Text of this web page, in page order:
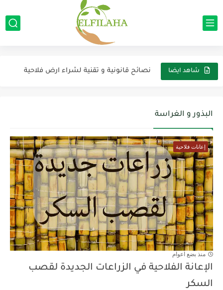
شاهد ايضا نصائح قانونية و تقنية لشراء ارض فلاحية
الإعانة الفلاحية لبناء و تجهيز وحدات تثمين الإنتاج الحيواني
الإعانة الفلاحية لإنشاء وحدات تثمين الإنتاج النباتي
مشروع زراعة الفصة (البرسيم الحجازي)
الإعانة الفلاحية لإجراء التحاليل لتربة و النبات و المياه
الإعانة الفلاحية لغرس الأشجار المثمرة
البذور و الغراسة
إعانات فلاحية
منذ بضع اعوام
الإعانة الفلاحية في الزراعات الجديدة لقصب
السكر